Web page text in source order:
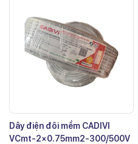
Dây điện đôi mềm CADIVI
VCmt-2×0.75mm2-300/500V